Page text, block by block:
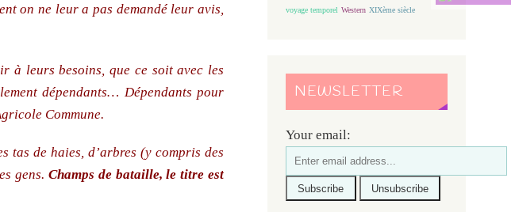
on ne leur a pas demandé leur avis,
à leurs besoins, que ce soit avec les
dépendants… Dépendants pour
Commune.
de haies, d’arbres (y compris des
gens. Champs de bataille, le titre est
voyage temporel Western XIXème siècle
NEWSLETTER
Your email: